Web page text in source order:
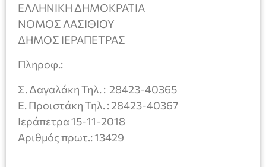
ΕΛΛΗΝΙΚΗ ΔΗΜΟΚΡΑΤΙΑ
ΝΟΜΟΣ ΛΑΣΙΘΙΟΥ
ΔΗΜΟΣ ΙΕΡΑΠΕΤΡΑΣ
Πληροφ.:
Σ. Δαγαλάκη Τηλ. : 28423-40365
Ε. Προιστάκη Τηλ. : 28423-40367
Ιεράπετρα 15-11-2018
Αριθμός πρωτ.: 13429